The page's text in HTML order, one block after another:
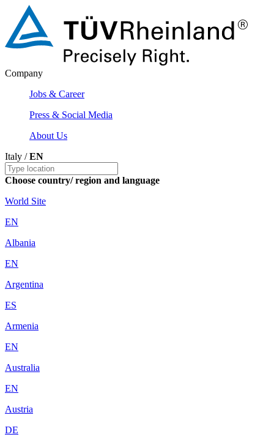
Company
Jobs & Career
Press & Social Media
About Us
Italy /EN
Choose country/ region and language
World Site
EN
Albania
EN
Argentina
ES
Armenia
EN
Australia
EN
Austria
DE